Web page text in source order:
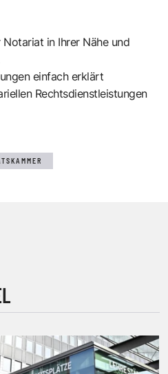
Notariat in Ihrer Näheund
einfach erklärt
Rechtsdienstleistungen